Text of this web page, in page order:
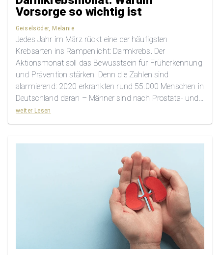
Vorsorge so wichtig ist
Geiselsöder, Melanie
Jedes Jahr im März rückt eine der häufigsten
Krebsarten ins Rampenlicht: Darmkrebs. Der
Aktionsmonat soll das Bewusstsein für Früherkennung
und Prävention stärken. Denn die Zahlen sind
alarmierend: 2020 erkrankten rund 55.000 Menschen in
Deutschland daran – Männer sind nach Prostata- und
Lungenkrebs am dritthäufigsten betroffen, Frauen nach
weiter Lesen